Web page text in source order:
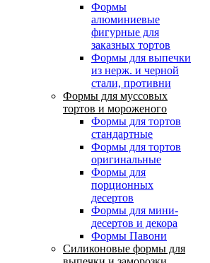
Формы
алюминиевые
фигурные для
заказных тортов
Формы для выпечки
из нерж. и черной
стали, противни
Формы для муссовых
тортов и мороженого
Формы для тортов
стандартные
Формы для тортов
оригинальные
Формы для
порционных
десертов
Формы для мини-
десертов и декора
Формы Павони
Силиконовые формы для